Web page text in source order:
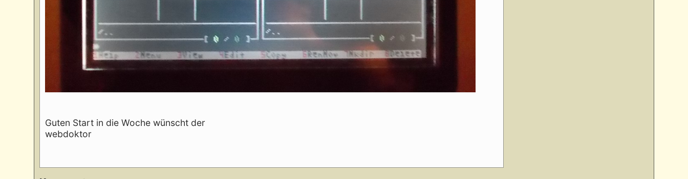
Guten Start in die Woche wünscht der
webdoktor